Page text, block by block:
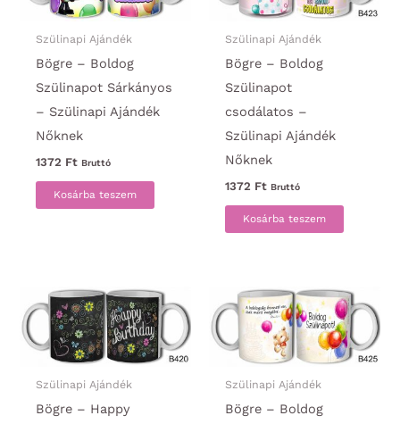
Szülinapi Ajándék
Bögre – Boldog
Szülinapot Sárkányos
– Szülinapi Ajándék
Nőknek
1372 Ft Bruttó
Kosárba teszem
Szülinapi Ajándék
Bögre – Boldog
Szülinapot
csodálatos –
Szülinapi Ajándék
Nőknek
1372 Ft Bruttó
Kosárba teszem
Szülinapi Ajándék
Bögre – Happy
Szülinapi Ajándék
Bögre – Boldog